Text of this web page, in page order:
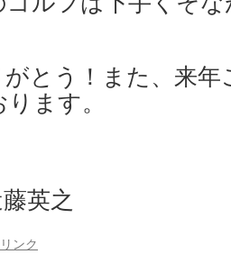
とう！また、来
ます。
英之
ンク